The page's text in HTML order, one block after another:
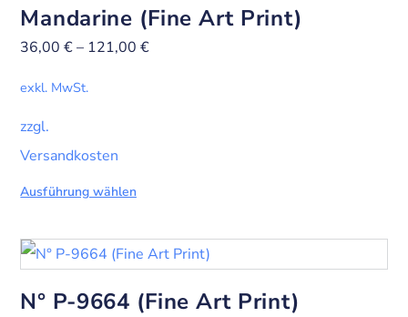
Mandarine (Fine Art Print)
36,00€– 121,00€
exkl. MwSt.
zzgl.
Versandkosten
Ausführung wählen
N° P-9664 (Fine Art Print)